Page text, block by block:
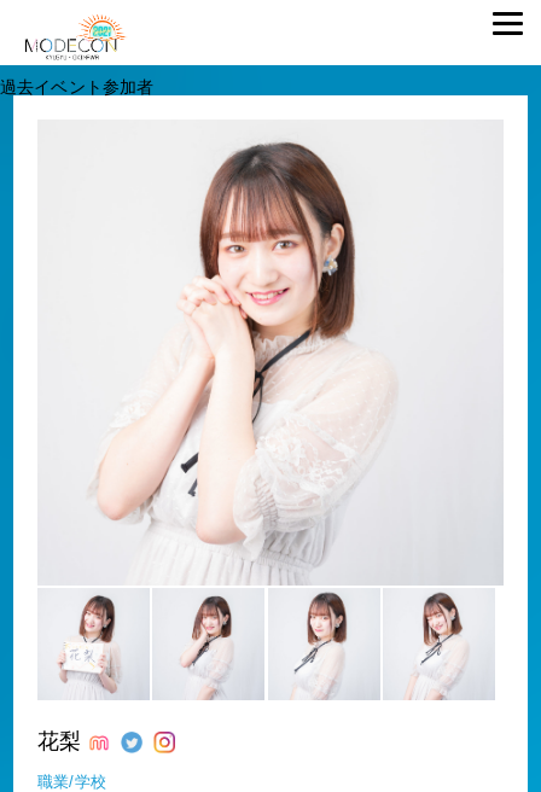
過去イベント参加者
花梨
職業/学校